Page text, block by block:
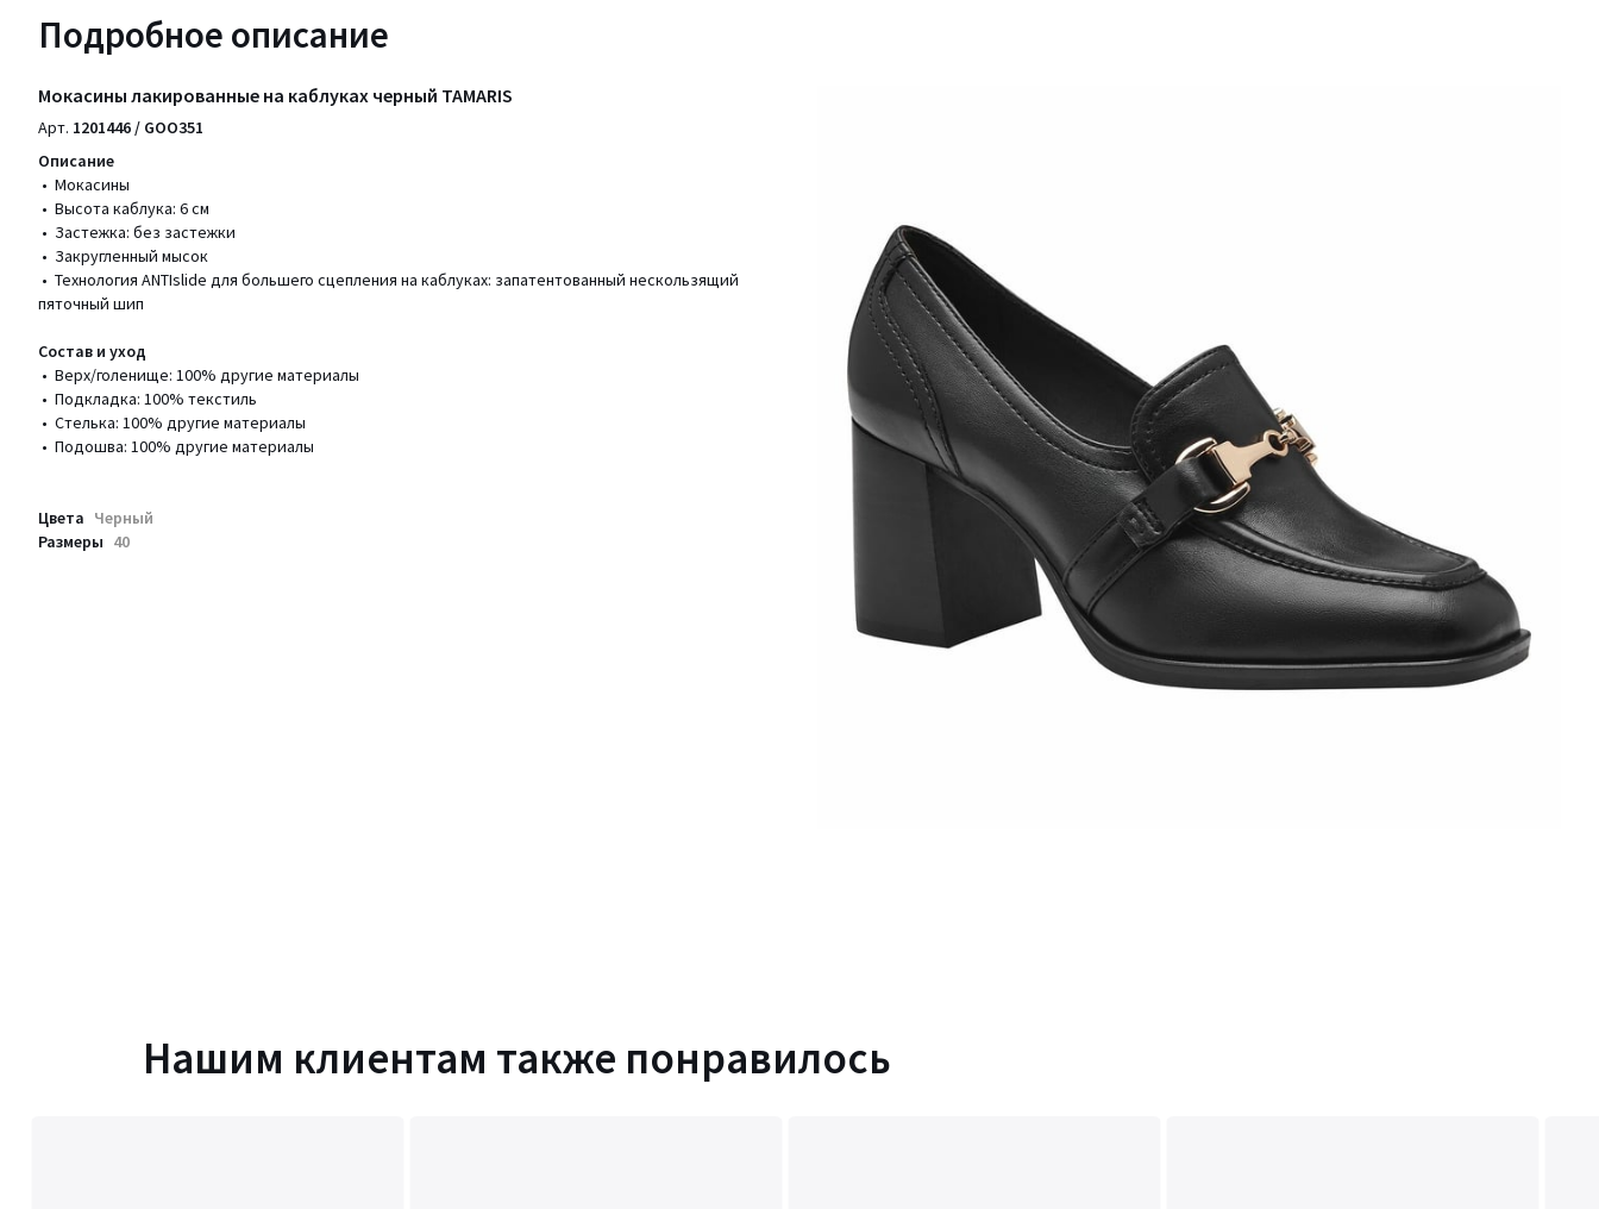
Подробное описание
Мокасины лакированные на каблуках черный TAMARIS
Арт. 1201446 / GOO351
Описание
• Мокасины
• Высота каблука: 6 см
• Застежка: без застежки
• Закругленный мысок
• Технология ANTIslide для большего сцепления на каблуках: запатентованный нескользящий
пяточный шип
Состав и уход
• Верх/голенище: 100% другие материалы
• Подкладка: 100% текстиль
• Стелька: 100% другие материалы
• Подошва: 100% другие материалы
Цвета Черный
Размеры 40
Нашим клиентам также понравилось